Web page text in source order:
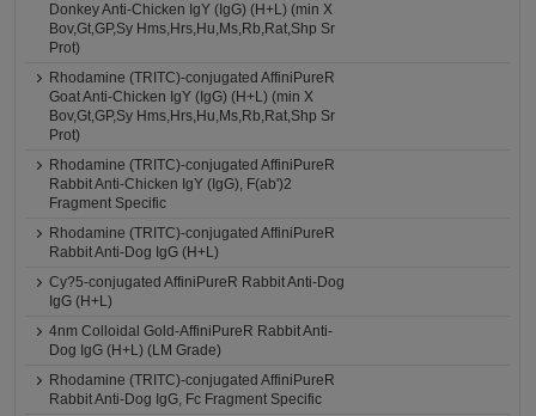
Donkey Anti-Chicken IgY (IgG) (H+L) (min X
Bov,Gt,GP,Sy Hms,Hrs,Hu,Ms,Rb,Rat,Shp Sr
Prot)
Rhodamine (TRITC)-conjugated AffiniPureR
Goat Anti-Chicken IgY (IgG) (H+L) (min X
Bov,Gt,GP,Sy Hms,Hrs,Hu,Ms,Rb,Rat,Shp Sr
Prot)
Rhodamine (TRITC)-conjugated AffiniPureR
Rabbit Anti-Chicken IgY (IgG), F(ab')2
Fragment Specific
Rhodamine (TRITC)-conjugated AffiniPureR
Rabbit Anti-Dog IgG (H+L)
Cy?5-conjugated AffiniPureR Rabbit Anti-Dog
IgG (H+L)
4nm Colloidal Gold-AffiniPureR Rabbit Anti-
Dog IgG (H+L) (LM Grade)
Rhodamine (TRITC)-conjugated AffiniPureR
Rabbit Anti-Dog IgG, Fc Fragment Specific